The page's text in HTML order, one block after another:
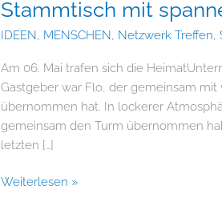
Stammtisch mit
IDEEN, MENSCHEN, Netzwerk Treffen,
Am 06. Mai trafen sich die
Gastgeber war Flo, der gemeinsam
übernommen hat. In lockerer
gemeinsam den Turm übernommen
letzten […]
Weiterlesen »